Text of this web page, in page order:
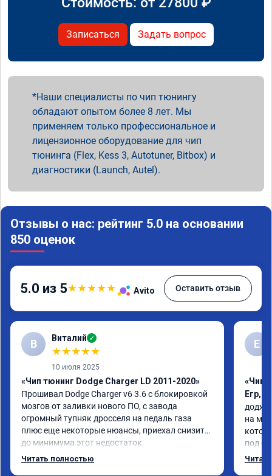
Записаться Задать вопрос
Наши специалисты по чип тюнингу
обладают опытом более 8 лет. Мы
применяем только профессиональное и
лицензионное оборудование для чип
тюнинга (Flex, Kess 3, Autotuner, Bitbox) и
диагностики (Launch, Autel).
Отзывы о нас: рейтинг 5.0 на основании
850 оценок
5.0 из 5★★★★★ Avito Оставить отзыв
В Виталий ✓
★★★★★
10 июля 2025
«Чип тюнинг Dodge Charger LD 2011-2020»
Прошивал Dodge Charger v6 3.6 с блокировкой
мозгов от заливки нового ПО, с завода
огромный тупняк дросселя на педаль газа
плюс еще некоторые нюансы, приехал снизить
до минимума этот недостаток.
Когда забирал машину сказали адаптация
Читать полностью
Е
«Чип
Егр,
додж
на
под